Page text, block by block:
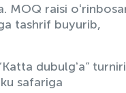
MOQ raisi
tashrif buyurib,
dubulgʻa”
safariga